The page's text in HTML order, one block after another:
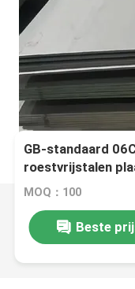
GB-standaard
roestvrijstalen
gepolijst oppervlak
MOQ：100
Beste